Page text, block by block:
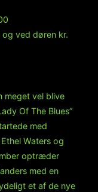
ved døren kr.
meget vel blive
Of The Blues”
med
Waters og
optræder
med en
et af de nye